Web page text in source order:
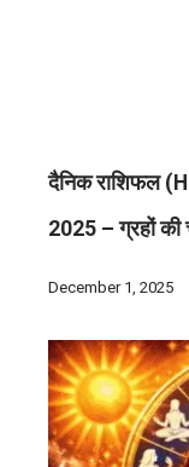
दैनिक राशिफल
2025 – ग्रहों की
December 1, 2025